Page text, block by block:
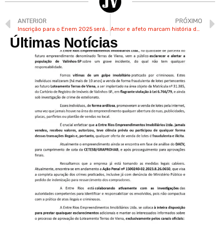
ANTERIOR
Inscrição para o Enem 2025 será aberta no próximo dia 26
PRÓXIMO
Amor e afeto marcam história de famílias acolhedoras em Valinhos
Últimas Notícias